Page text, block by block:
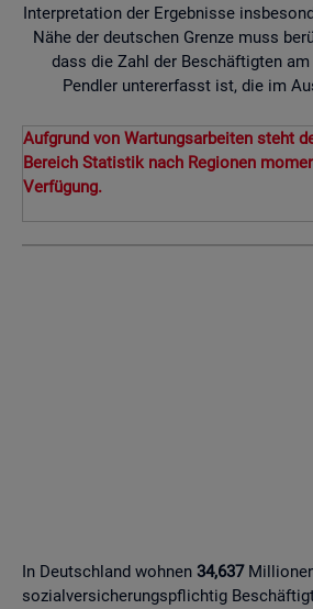
Interpretation der Ergebnisse
Nähe der deutschen Grenze muss
dass die Zahl der Beschäftigten
Pendler untererfasst ist, die im
Aufgrund von Wartungsarbeiten steht
Bereich Statistik nach Regionen
Verfügung.
In Deutschland wohnen 34,637
sozialversicherungspflichtig